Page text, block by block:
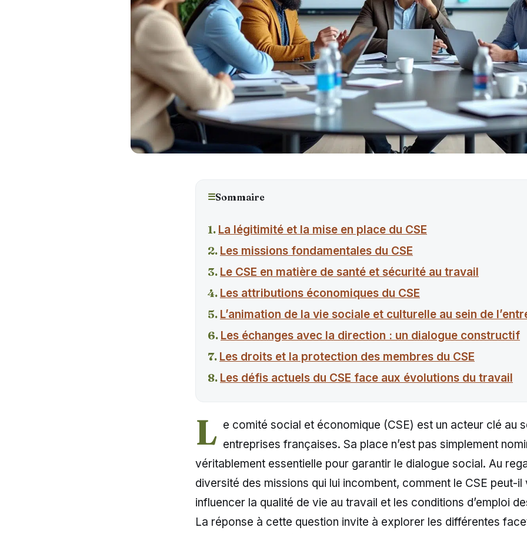
☰Sommaire
La légitimité et la mise en place du CSE
Les missions fondamentales du CSE
Le CSE en matière de santé et sécurité au travail
Les attributions économiques du CSE
L’animation de la vie sociale et culturelle au sein de
Les échanges avec la direction : un dialogue constructif
Les droits et la protection des membres du CSE
Les défis actuels du CSE face aux évolutions du travail
L e comité social et économique (CSE) est un acteur clé au
entreprises françaises. Sa place n’est pas simplement
véritablement essentielle pour garantir le dialogue social. Au
diversité des missions qui lui incombent, comment le CSE peut-
influencer la qualité de vie au travail et les conditions d’emploi
La réponse à cette question invite à explorer les différentes